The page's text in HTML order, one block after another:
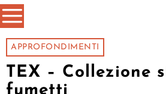
APPROFONDIMENTI
TEX – Collezione
fumetti